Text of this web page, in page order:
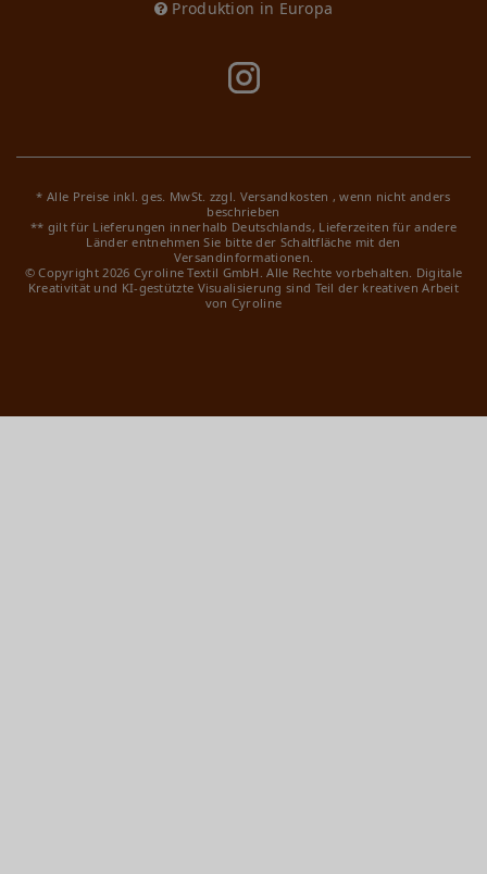
Produktion in Europa
* Alle Preise inkl. ges. MwSt. zzgl. Versandkosten , wenn nicht anders
beschrieben
** gilt für Lieferungen innerhalb Deutschlands, Lieferzeiten für andere
Länder entnehmen Sie bitte der Schaltfläche mit den
Versandinformationen.
© Copyright 2026 Cyroline Textil GmbH. Alle Rechte vorbehalten. Digitale
Kreativität und KI-gestützte Visualisierung sind Teil der kreativen Arbeit
von Cyroline